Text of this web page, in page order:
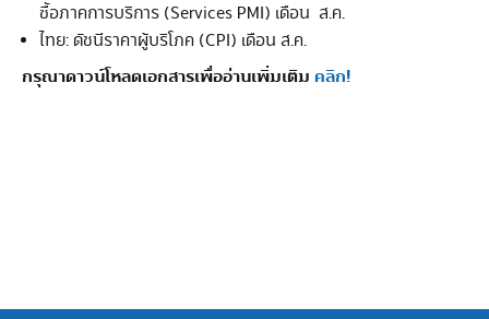
ซื้อภาคการบริการ (Services PMI) เดือน ส.ค.
ไทย: ดัชนีราคาผู้บริโภค (CPI) เดือน ส.ค.
กรุณาดาวน์โหลดเอกสารเพื่ออ่านเพิ่มเติม คลิก!